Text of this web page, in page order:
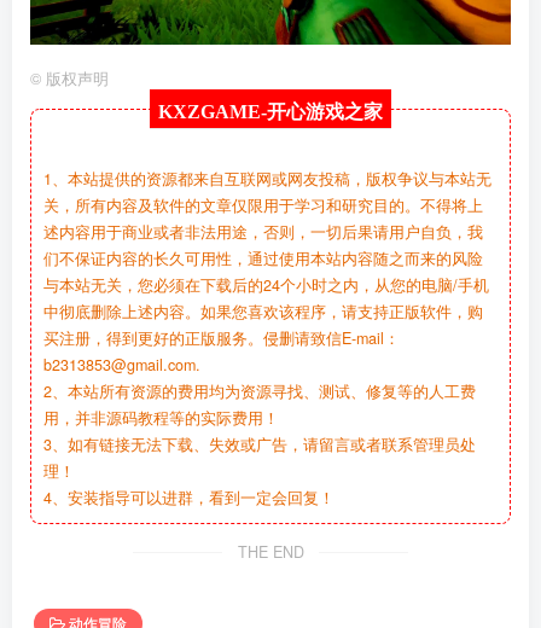
© 版权声明
KXZGAME-开心游戏之家
1、本站提供的资源都来自互联网或网友投稿，版权争议与本站无
关，所有内容及软件的文章仅限用于学习和研究目的。不得将上
述内容用于商业或者非法用途，否则，一切后果请用户自负，我
们不保证内容的长久可用性，通过使用本站内容随之而来的风险
与本站无关，您必须在下载后的24个小时之内，从您的电脑/手机
中彻底删除上述内容。如果您喜欢该程序，请支持正版软件，购
买注册，得到更好的正版服务。侵删请致信E-mail：
b2313853@gmail.com.
2、本站所有资源的费用均为资源寻找、测试、修复等的人工费
用，并非源码教程等的实际费用！
3、如有链接无法下载、失效或广告，请留言或者联系管理员处
理！
4、安装指导可以进群，看到一定会回复！
THE END
动作冒险